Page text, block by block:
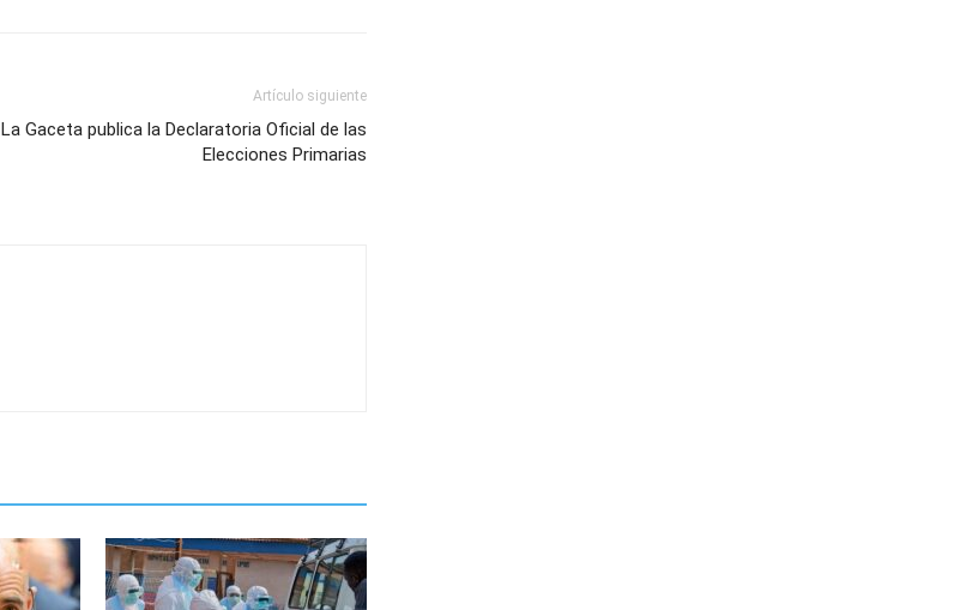
Artículo siguiente
La Gaceta publica la Declaratoria Oficial de las
Elecciones Primarias